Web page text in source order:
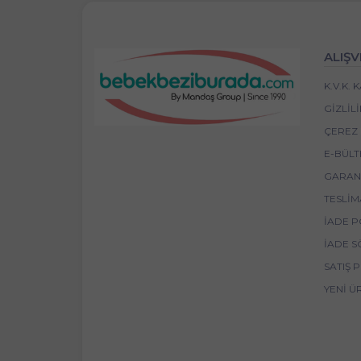
K.V.K.
ÇEREZ
E-
İADE
İADE
SATIŞ
YENI